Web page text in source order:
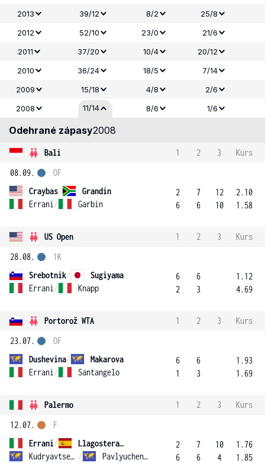
2013
39/12 8/2
25/8
2012
52/10 23/0
21/6
2011
37/20 10/4
20/12
2010
36/24 18/5 7/14
2009
15/18 4/8
2/6
2008
11/14 8/6 1/6
Odehrané zápasy2008
Bali 1 2 3
Kurs
08.09.
Craybas/
Grandin
Errani / Garbin
OF
2
6
7
6
12
10
2.10
1.58
US Open 1 2 3
Kurs
28.08.
Srebotnik/
Sugiyama
Errani / Knapp
1K
6
2
6
3
1.12
4.69
Portorož WTA 1 2 3
Kurs
23.07.
Dushevina/
Makarova
Errani / Santangelo
OF
6
1
6
3
1.93
1.69
Palermo 1 2 3
Kurs
12.07.
Errani/
Llagostera Vives
Kudryavtseva / Pavlyuchenkova
F
2
6
7
6
10
4
1.76
1.85